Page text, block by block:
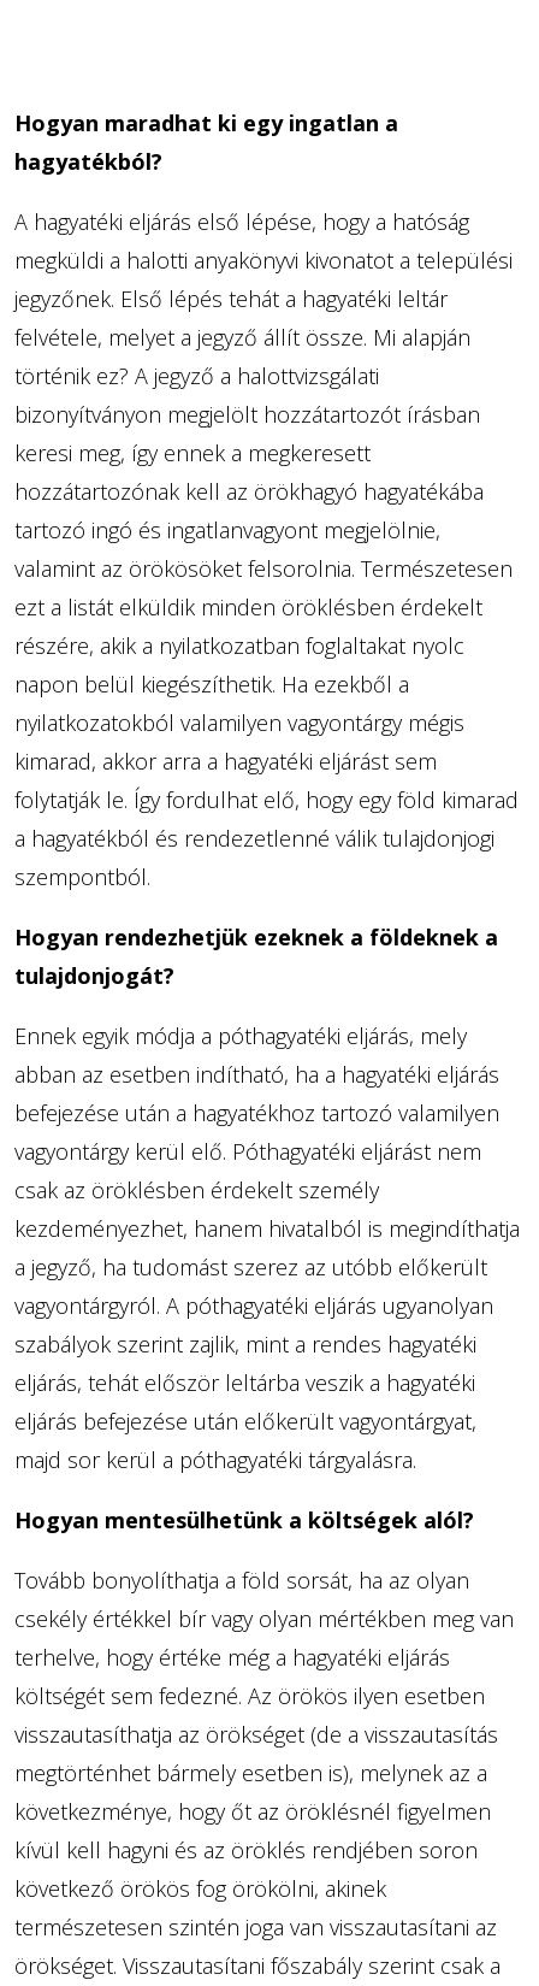
Hogyan maradhat ki egy ingatlan a
hagyatékból?
A hagyatéki eljárás első lépése, hogy a hatóság
megküldi a halotti anyakönyvi kivonatot a települési
jegyzőnek. Első lépés tehát a hagyatéki leltár
felvétele, melyet a jegyző állít össze. Mi alapján
történik ez? A jegyző a halottvizsgálati
bizonyítványon megjelölt hozzátartozót írásban
keresi meg, így ennek a megkeresett
hozzátartozónak kell az örökhagyó hagyatékába
tartozó ingó és ingatlanvagyont megjelölnie,
valamint az örökösöket felsorolnia. Természetesen
ezt a listát elküldik minden öröklésben érdekelt
részére, akik a nyilatkozatban foglaltakat nyolc
napon belül kiegészíthetik. Ha ezekből a
nyilatkozatokból valamilyen vagyontárgy mégis
kimarad, akkor arra a hagyatéki eljárást sem
folytatják le. Így fordulhat elő, hogy egy föld kimarad
a hagyatékból és rendezetlenné válik tulajdonjogi
szempontból.
Hogyan rendezhetjük ezeknek a földeknek a
tulajdonjogát?
Ennek egyik módja a póthagyatéki eljárás, mely
abban az esetben indítható, ha a hagyatéki eljárás
befejezése után a hagyatékhoz tartozó valamilyen
vagyontárgy kerül elő. Póthagyatéki eljárást nem
csak az öröklésben érdekelt személy
kezdeményezhet, hanem hivatalból is megindíthatja
a jegyző, ha tudomást szerez az utóbb előkerült
vagyontárgyról. A póthagyatéki eljárás ugyanolyan
szabályok szerint zajlik, mint a rendes hagyatéki
eljárás, tehát először leltárba veszik a hagyatéki
eljárás befejezése után előkerült vagyontárgyat,
majd sor kerül a póthagyatéki tárgyalásra.
Hogyan mentesülhetünk a költségek alól?
Tovább bonyolíthatja a föld sorsát, ha az olyan
csekély értékkel bír vagy olyan mértékben meg van
terhelve, hogy értéke még a hagyatéki eljárás
költségét sem fedezné. Az örökös ilyen esetben
visszautasíthatja az örökséget (de a visszautasítás
megtörténhet bármely esetben is), melynek az a
következménye, hogy őt az öröklésnél figyelmen
kívül kell hagyni és az öröklés rendjében soron
következő örökös fog örökölni, akinek
természetesen szintén joga van visszautasítani az
örökséget. Visszautasítani főszabály szerint csak a